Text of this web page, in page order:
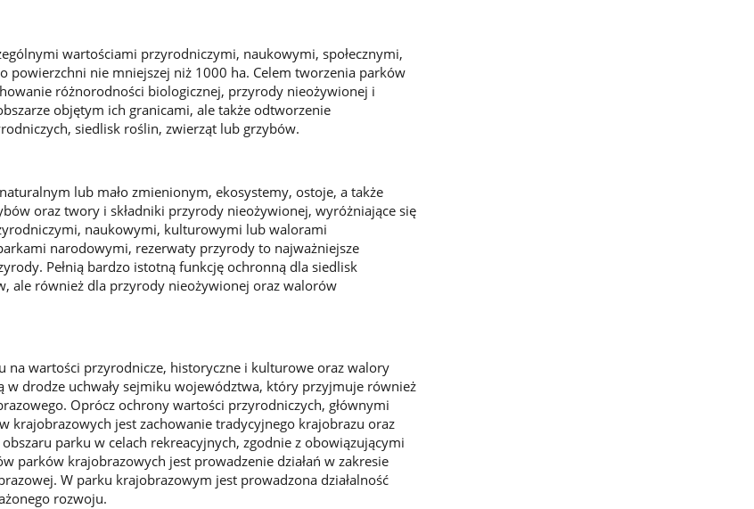
wartościami przyrodniczymi, naukowymi, społecznymi,
powierzchni nie mniejszej niż 1000 ha. Celem tworzenia parków
różnorodności biologicznej, przyrody nieożywionej i
objętym ich granicami, ale także odtworzenie
siedlisk roślin, zwierząt lub grzybów.
lub mało zmienionym, ekosystemy, ostoje, a także
oraz twory i składniki przyrody nieożywionej, wyróżniające się
naukowymi, kulturowymi lub walorami
narodowymi, rezerwaty przyrody to najważniejsze
Pełnią bardzo istotną funkcję ochronną dla siedlisk
ale również dla przyrody nieożywionej oraz walorów
na wartości przyrodnicze, historyczne i kulturowe oraz walory
w drodze uchwały sejmiku województwa, który przyjmuje również
Oprócz ochrony wartości przyrodniczych, głównymi
krajobrazowych jest zachowanie tradycyjnego krajobrazu oraz
parku w celach rekreacyjnych, zgodnie z obowiązującymi
parków krajobrazowych jest prowadzenie działań w zakresie
W parku krajobrazowym jest prowadzona działalność
rozwoju.